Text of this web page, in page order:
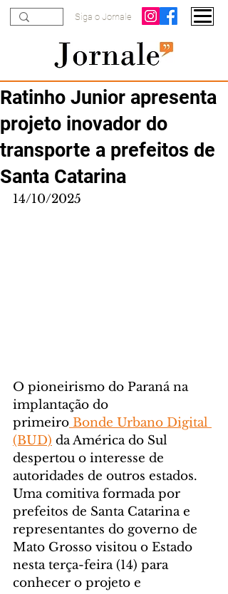
Siga o Jornale
Ratinho Junior apresenta
projeto inovador do
transporte a prefeitos de
Santa Catarina
14/10/2025
O pioneirismo do Paraná na
implantação do
primeiro Bonde Urbano Digital
(BUD) da América do Sul
despertou o interesse de
autoridades de outros estados.
Uma comitiva formada por
prefeitos de Santa Catarina e
representantes do governo de
Mato Grosso visitou o Estado
nesta terça-feira (14) para
conhecer o projeto e